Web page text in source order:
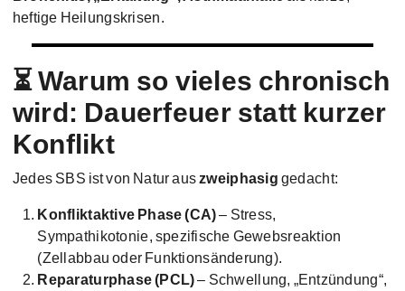
heftige Heilungskrisen.
⏳ Warum so vieles chronisch
wird: Dauerfeuer statt kurzer
Konflikt
Jedes SBS ist von Natur auszweiphasig gedacht:
Konfliktaktive Phase (CA)– Stress,
Sympathikotonie, spezifische Gewebsreaktion
(Zellabbau oder Funktionsänderung).
Reparaturphase (PCL)– Schwellung, „Entzündung“,